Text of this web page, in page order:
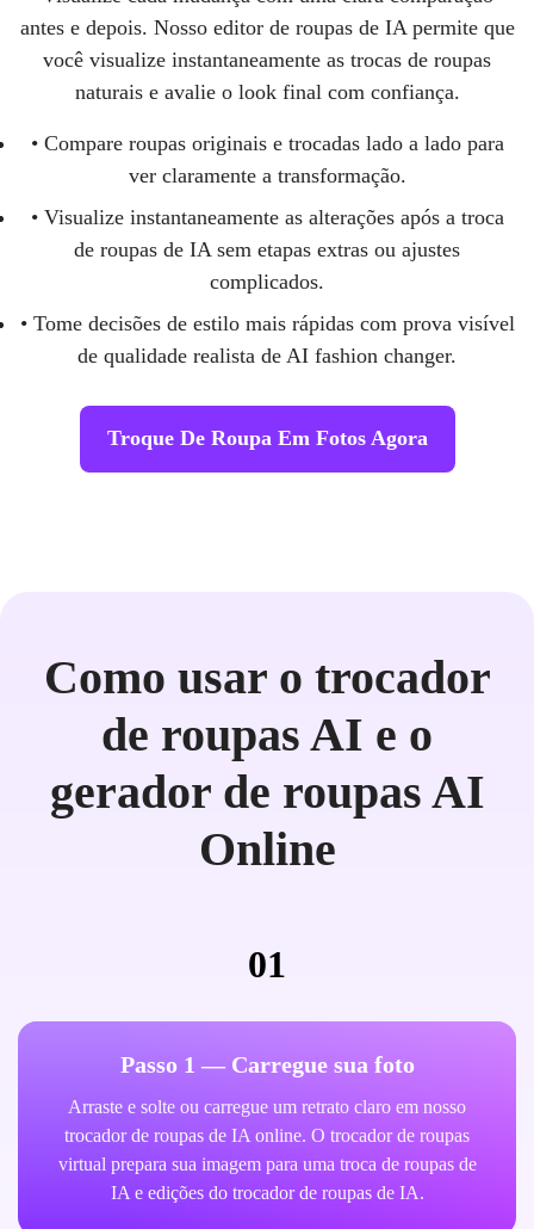
antes e depois. Nosso editor de roupas de IA permite que
você visualize instantaneamente as trocas de roupas
naturais e avalie o look final com confiança.
• Compare roupas originais e trocadas lado a lado para
ver claramente a transformação.
• Visualize instantaneamente as alterações após a troca
de roupas de IA sem etapas extras ou ajustes
complicados.
• Tome decisões de estilo mais rápidas com prova visível
de qualidade realista de AI fashion changer.
Troque De Roupa Em Fotos Agora
Como usar o trocador
de roupas AI e o
gerador de roupas AI
Online
01
Passo 1 — Carregue sua foto
Arraste e solte ou carregue um retrato claro em nosso
trocador de roupas de IA online. O trocador de roupas
virtual prepara sua imagem para uma troca de roupas de
IA e edições do trocador de roupas de IA.